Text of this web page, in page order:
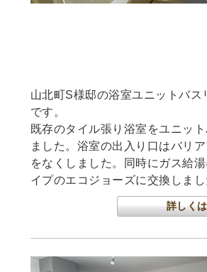
山北町S様邸の浴室ユニットバス
です。
既存のタイル張り浴室をユニッ
ました。浴室の出入り口はバリ
をなくしました。同時にガス給
イプのエコジョーズに交換しまし
詳しく